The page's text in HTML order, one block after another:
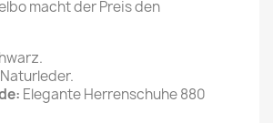
macht der Preis den
Naturleder.
Elegante Herrenschuhe 880